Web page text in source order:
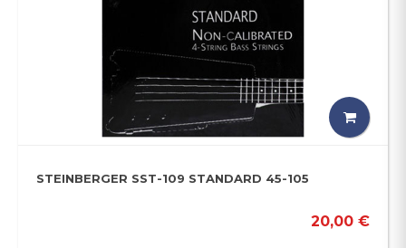
STEINBERGER SST-109 STANDARD 45-105
20,00 €